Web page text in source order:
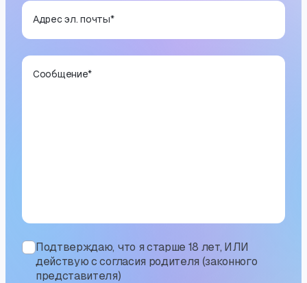
Адрес эл. почты*
Сообщение*
Подтверждаю, что я старше 18 лет, ИЛИ
действую с согласия родителя (законного
представителя)